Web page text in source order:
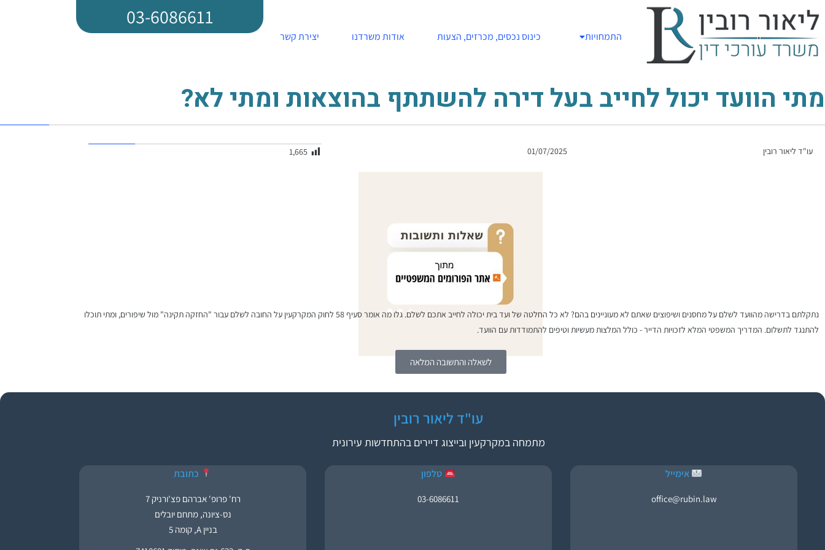
התמחויות כינוס נכסים, מכרזים, הצעות אודות משרדנו יצירת קשר
03-6086611
מתי הוועד יכול לחייב בעל דירה להשתתף בהוצאות ומתי לא?
עו"ד ליאור רובין 01/07/2025
1,665
נתקלתם בדרישה מהוועד לשלם על מחסנים ושיפוצים שאתם לא מעוניינים בהם? לא כל החלטה של ועד בית יכולה לחייב אתכם לשלם. גלו מה אומר סעיף 58 לחוק המקרקעין על החובה לשלם עבור "החזקה תקינה" מול שיפורים, ומתי תוכלו
להתנגד לתשלום. המדריך המשפטי המלא לזכויות הדייר - כולל המלצות מעשיות וטיפים להתמודדות עם הוועד.
לשאלה והתשובה המלאה
עו"ד ליאור רובין
מתמחה במקרקעין ובייצוג דיירים בהתחדשות עירונית
אימייל
office@rubin.law
טלפון
03-6086611
כתובת
רח' פרופ' אברהם פצ'ורניק 7
נס-ציונה, מתחם יובלים
בניין A, קומה 5